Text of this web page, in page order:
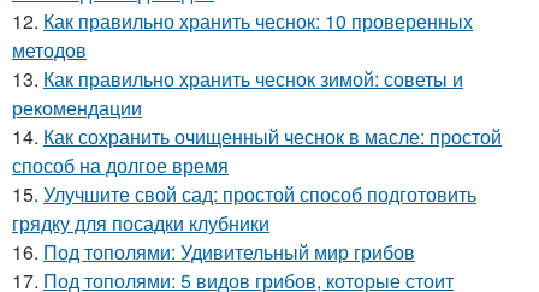
12. Как правильно хранить чеснок: 10 проверенных
методов
13. Как правильно хранить чеснок зимой: советы и
рекомендации
14. Как сохранить очищенный чеснок в масле: простой
способ на долгое время
15. Улучшите свой сад: простой способ подготовить
грядку для посадки клубники
16. Под тополями: Удивительный мир грибов
17. Под тополями: 5 видов грибов, которые стоит